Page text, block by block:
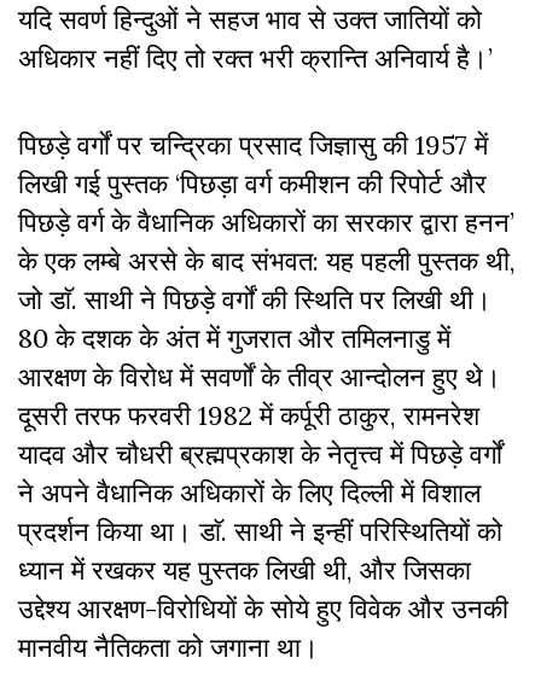
यदि सवर्ण हिन्दुओं ने सहज भाव से उक्त जातियों को
अधिकार नहीं दिए तो रक्त भरी क्रान्ति अनिवार्य है।’
पिछड़े वर्गों पर चन्द्रिका प्रसाद जिज्ञासु की 1957 में
लिखी गई पुस्तक ‘पिछड़ा वर्ग कमीशन की रिपोर्ट और
पिछड़े वर्ग के वैधानिक अधिकारों का सरकार द्वारा हनन’
के एक लम्बे अरसे के बाद संभवत: यह पहली पुस्तक थी,
जो डाॅ. साथी ने पिछड़े वर्गों की स्थिति पर लिखी थी।
80 के दशक के अंत में गुजरात और तमिलनाडु में
आरक्षण के विरोध में सवर्णों के तीव्र आन्दोलन हुए थे।
दूसरी तरफ फरवरी 1982 में कर्पूरी ठाकुर, रामनरेश
यादव और चौधरी ब्रह्मप्रकाश के नेतृत्त्व में पिछड़े वर्गों
ने अपने वैधानिक अधिकारों के लिए दिल्ली में विशाल
प्रदर्शन किया था। डाॅ. साथी ने इन्हीं परिस्थितियों को
ध्यान में रखकर यह पुस्तक लिखी थी, और जिसका
उद्देश्य आरक्षण-विरोधियों के सोये हुए विवेक और उनकी
मानवीय नैतिकता को जगाना था।